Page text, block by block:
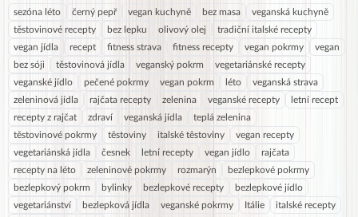
sezóna léto černý pepř vegan kuchyně bez masa
veganská kuchyně
těstovinové recepty
bez lepku olivový olej
tradiční italské recepty
vegan jídla
recept fitness strava fitness recepty vegan pokrmy
vegan
bez sóji
těstovinová jídla veganský pokrm
vegetariánské recepty
veganské jídlo
pečené pokrmy vegan pokrm léto
veganská strava
zeleninová jídla
rajčata recepty zelenina veganské recepty
letní recept
recepty z rajčat
zdraví veganská jídla
teplá zelenina
těstovinové pokrmy
těstoviny italské těstoviny
vegan recepty
vegetariánská jídla
česnek letní recepty vegan jídlo
rajčata
recepty na léto
zeleninové pokrmy rozmarýn
bezlepkové pokrmy
bezlepkový pokrm
bylinky bezlepkové recepty
bezlepkové jídlo
vegetariánství
bezlepková jídla veganské pokrmy Itálie
italské recepty